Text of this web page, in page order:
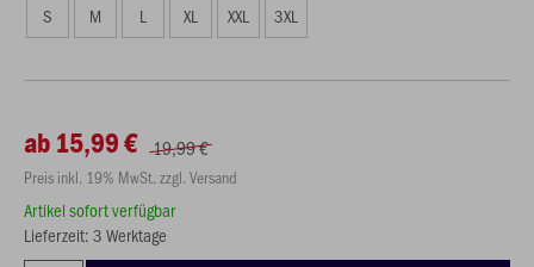
S M L XL XXL 3XL
ab 15,99 € 19,99 €
Preis inkl. 19% MwSt. zzgl. Versand
Artikel sofort verfügbar
Lieferzeit: 3 Werktage